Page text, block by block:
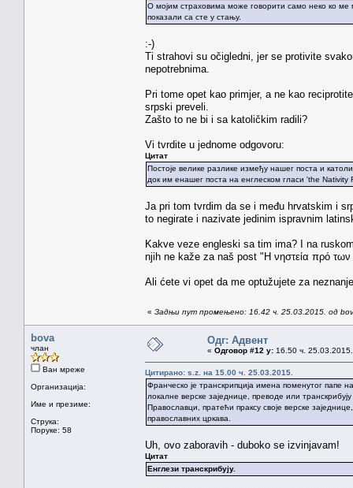
О мојим страховима може говорити само неко ко
показали са сте у стању.
:-)
Ti strahovi su očigledni, jer se protivite
nepotrebnima.
Pri tome opet kao primjer, a ne kao
srpski preveli.
Zašto to ne bi i sa katoličkim radili?
Vi tvrdite u jednome odgovoru:
Цитат
Постоје велике разлике између нашег поста и
док им енашег поста на енглеском гласи 'the Nativity
Ja pri tom tvrdim da se i među hrvatskim i
to negirate i nazivate jedinim ispravnim
Kakve veze engleski sa tim ima? I na
njih ne kaže za naš post "Η νηστεία πρό
Ali ćete vi opet da me optužujete za
« Задњи пут промењено: 16.42 ч. 25.03.2015. од
bova
члан
Ван мреже
Организација:
Име и презиме:
Струка:
Поруке: 58
Одг: Адвент
« Одговор #12 у: 16.50 ч.
Цитирано: s.z. на 15.00 ч. 25.03.2015.
Франческо је транскрипција имена поменутог папе
локалне верске заједнице, преводе или
Православци, пратећи праксу своје верске
православних цркава.
Uh, ovo zaboravih - duboko se izvinjavam!
Цитат
Енглези транскрибују.